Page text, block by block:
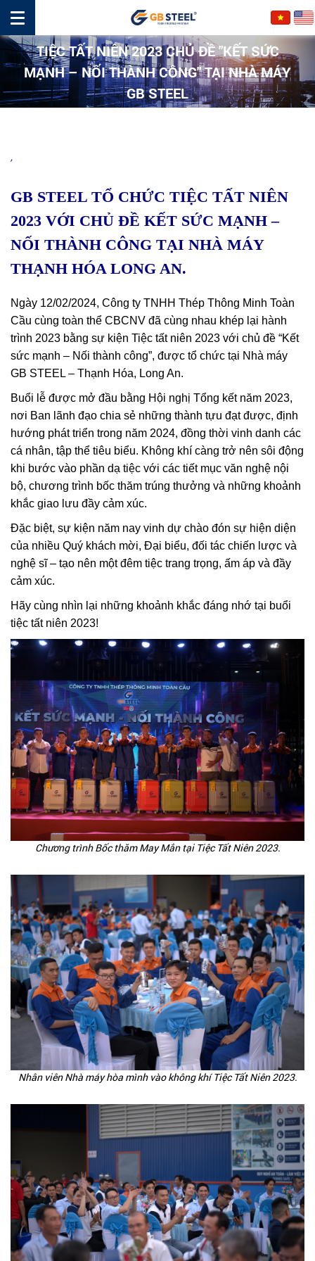
TIỆC TẤT NIÊN 2023 CHỦ ĐỀ "KẾT SỨC
MẠNH – NỐI THÀNH CÔNG" TẠI NHÀ MÁY
GB STEEL
,
GB STEEL TỔ CHỨC TIỆC TẤT NIÊN
2023 VỚI CHỦ ĐỀ KẾT SỨC MẠNH –
NỐI THÀNH CÔNG TẠI NHÀ MÁY
THẠNH HÓA LONG AN.
Ngày 12/02/2024, Công ty TNHH Thép Thông Minh Toàn
Cầu cùng toàn thể CBCNV đã cùng nhau khép lại hành
trình 2023 bằng sự kiện Tiệc tất niên 2023 với chủ đề “Kết
sức mạnh – Nối thành công”, được tổ chức tại Nhà máy
GB STEEL – Thạnh Hóa, Long An.
Buổi lễ được mở đầu bằng Hội nghị Tổng kết năm 2023,
nơi Ban lãnh đạo chia sẻ những thành tựu đạt được, định
hướng phát triển trong năm 2024, đồng thời vinh danh các
cá nhân, tập thể tiêu biểu. Không khí càng trở nên sôi động
khi bước vào phần dạ tiệc với các tiết mục văn nghệ nội
bộ, chương trình bốc thăm trúng thưởng và những khoảnh
khắc giao lưu đầy cảm xúc.
Đặc biệt, sự kiện năm nay vinh dự chào đón sự hiện diện
của nhiều Quý khách mời, Đại biểu, đối tác chiến lược và
nghệ sĩ – tạo nên một đêm tiệc trang trọng, ấm áp và đầy
cảm xúc.
Hãy cùng nhìn lại những khoảnh khắc đáng nhớ tại buổi
tiệc tất niên 2023!
Chương trình Bốc thăm May Mắn tại Tiệc Tất Niên 2023.
Nhân viên Nhà máy hòa mình vào không khí Tiệc Tất Niên 2023.